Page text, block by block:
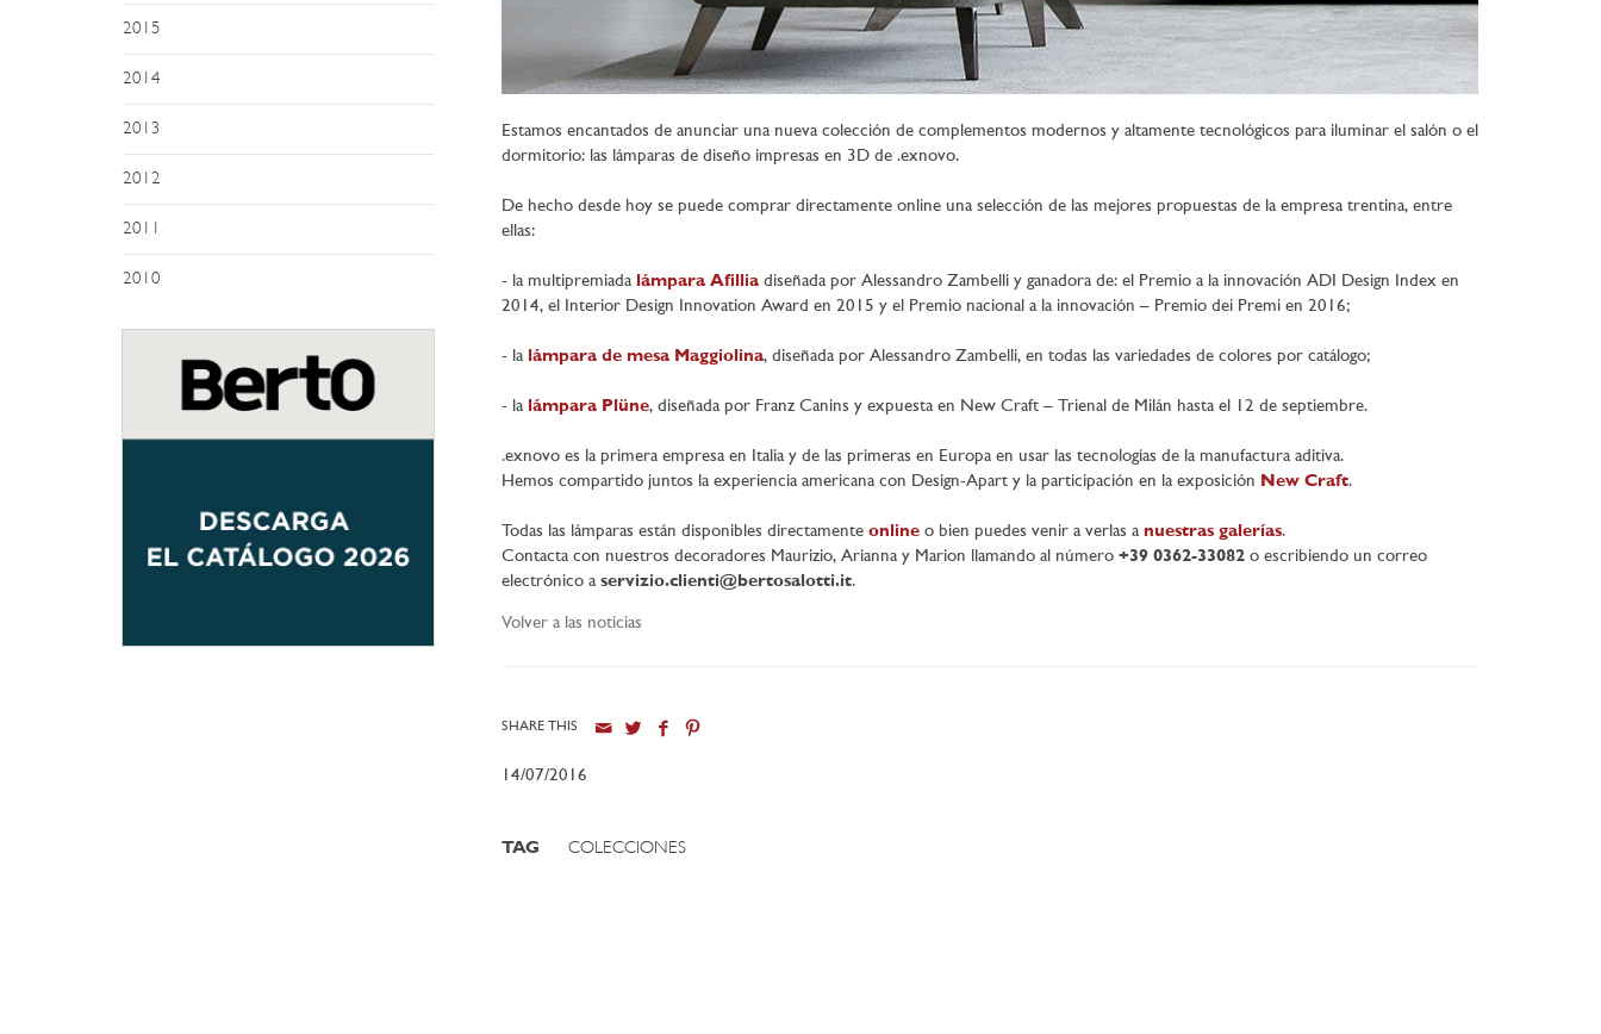
2015
2014
2013
2012
2011
2010
Estamos encantados de anunciar una nueva colección de complementos modernos y altamente tecnológicos para iluminar el salón o el
dormitorio: las lámparas de diseño impresas en 3D de .exnovo.
De hecho desde hoy se puede comprar directamente online una selección de las mejores propuestas de la empresa trentina, entre
ellas:
- la multipremiada lámpara Afilliadiseñada por Alessandro Zambelli y ganadora de: el Premio a la innovación ADI Design Index en
2014, el Interior Design Innovation Award en 2015 y el Premio nacional a la innovación – Premio dei Premi en 2016;
- la lámpara de mesa Maggiolina, diseñada por Alessandro Zambelli, en todas las variedades de colores por catálogo;
- la lámpara Plüne, diseñada por Franz Canins y expuesta en New Craft – Trienal de Milán hasta el 12 de septiembre.
.exnovo es la primera empresa en Italia y de las primeras en Europa en usar las tecnologías de la manufactura aditiva.
Hemos compartido juntos la experiencia americana con Design-Apart y la participación en la exposición New Craft.
Todas las lámparas están disponibles directamente onlineo bien puedes venir a verlas a nuestras galerías.
Contacta con nuestros decoradores Maurizio, Arianna y Marion llamando al número +39 0362-33082o escribiendo un correo
electrónico aservizio.clienti@bertosalotti.it.
Volver a las noticias
SHARE THIS
14/07/2016
TAG COLECCIONES